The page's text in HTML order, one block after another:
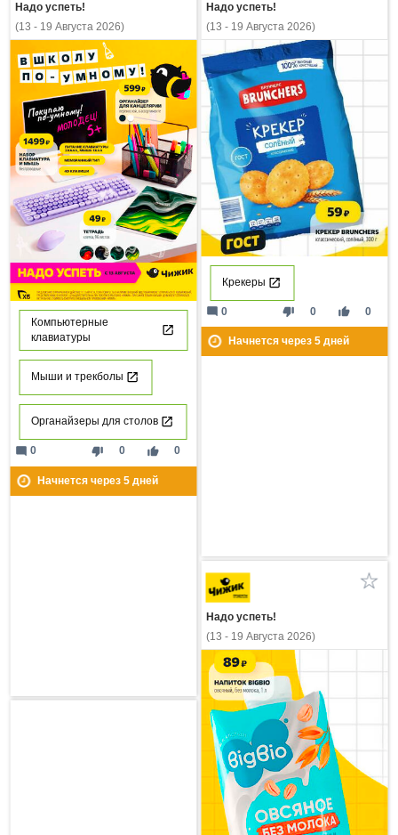
Надо успеть!
(13 - 19 Августа 2026)
Компьютерные
клавиатуры
Мыши и трекболы
Органайзеры для столов
thumb_down 0 thumb_up 0
mode_comment 0
Начнется через 5дней
Надо успеть!
(13 - 19 Августа 2026)
Крекеры
thumb_down 0 thumb_up 0
mode_comment 0
Начнется через 5дней
Надо успеть!
(13 - 19 Августа 2026)